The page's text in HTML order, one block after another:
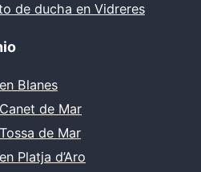
de ducha en Vidreres
Blanes
de Mar
de Mar
Platja d’Aro